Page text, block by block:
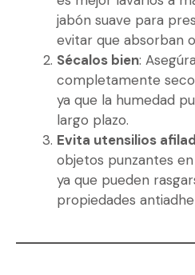
jabón suave para
evitar que absorban
Sécalos bien:
completamente
ya que la humedad
largo plazo.
Evita utensilios
objetos punzantes
ya que pueden
propiedades